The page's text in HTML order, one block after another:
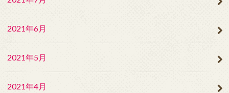
2021年6月
2021年5月
2021年4月